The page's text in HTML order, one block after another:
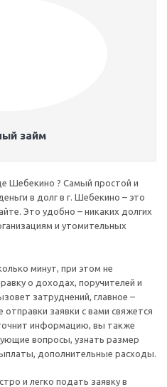
займ
Шебекино ? Самый простой и
в долг в г. Шебекино – это
Это удобно – никаких долгих
и утомительных
минут, при этом не
о доходах, поручителей и
затруднений, главное –
заявки с вами свяжется
информацию, вы также
вопросы, узнать размер
дополнительные расходы.
и легко подать заявку в